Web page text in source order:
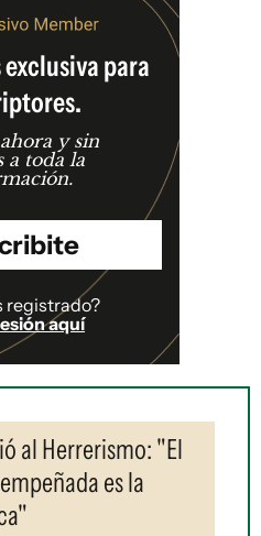
para
y sin
a toda la
registrado?
aquí
al Herrerismo: "El
es la